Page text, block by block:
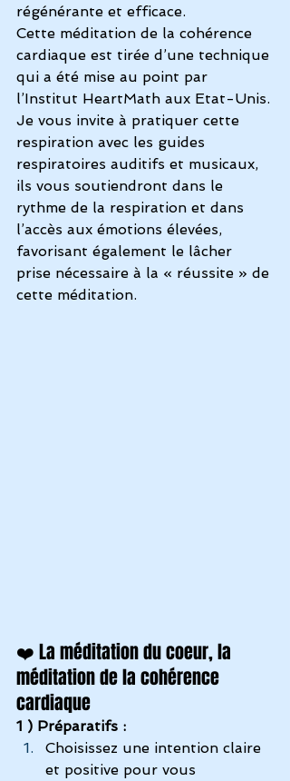
régénérante et efficace.
Cette méditation de la cohérence
cardiaque est tirée d’une technique
qui a été mise au point par
l’Institut HeartMath aux Etat-Unis.
Je vous invite à pratiquer cette
respiration avec les guides
respiratoires auditifs et musicaux,
ils vous soutiendront dans le
rythme de la respiration et dans
l’accès aux émotions élevées,
favorisant également le lâcher
prise nécessaire à la « réussite » de
cette méditation.
❤️ La méditation du coeur, la
méditation de la cohérence
cardiaque
1 ) Préparatifs :
Choisissez une intention claire
et positive pour vous